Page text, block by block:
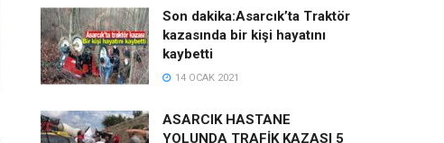
Son dakika:Asarcık’ta Traktör
kazasında bir kişi hayatını
kaybetti
14 OCAK 2021
ASARCIK HASTANE
YOLUNDA TRAFİK KAZASI 5